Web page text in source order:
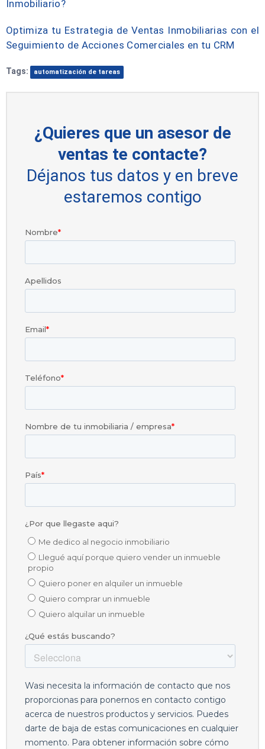
Inmobiliario?
Optimiza tu Estrategia de Ventas Inmobiliarias con el
Seguimiento de Acciones Comerciales en tu CRM
Tags: automatización de tareas
¿Quieres que un asesor de
ventas te contacte?
Déjanos tus datos y en breve
estaremos contigo